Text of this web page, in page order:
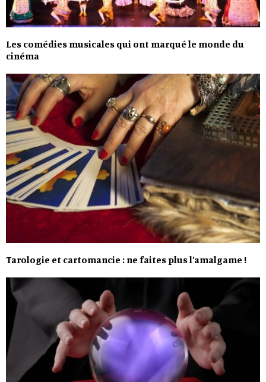
Les comédies musicales qui ont marqué le monde du
cinéma
Tarologie et cartomancie : ne faites plus l’amalgame !